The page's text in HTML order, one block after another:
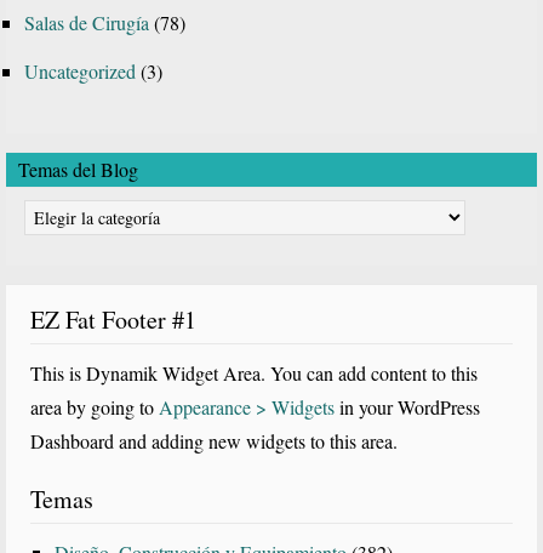
Salas de Cirugía (78)
Uncategorized (3)
Temas del Blog
Temas
del
EZ Fat Footer #1
This is Dynamik Widget Area. You can add content to this
area by going to Appearance > Widgetsin your WordPress
Dashboard and adding new widgets to this area.
Temas